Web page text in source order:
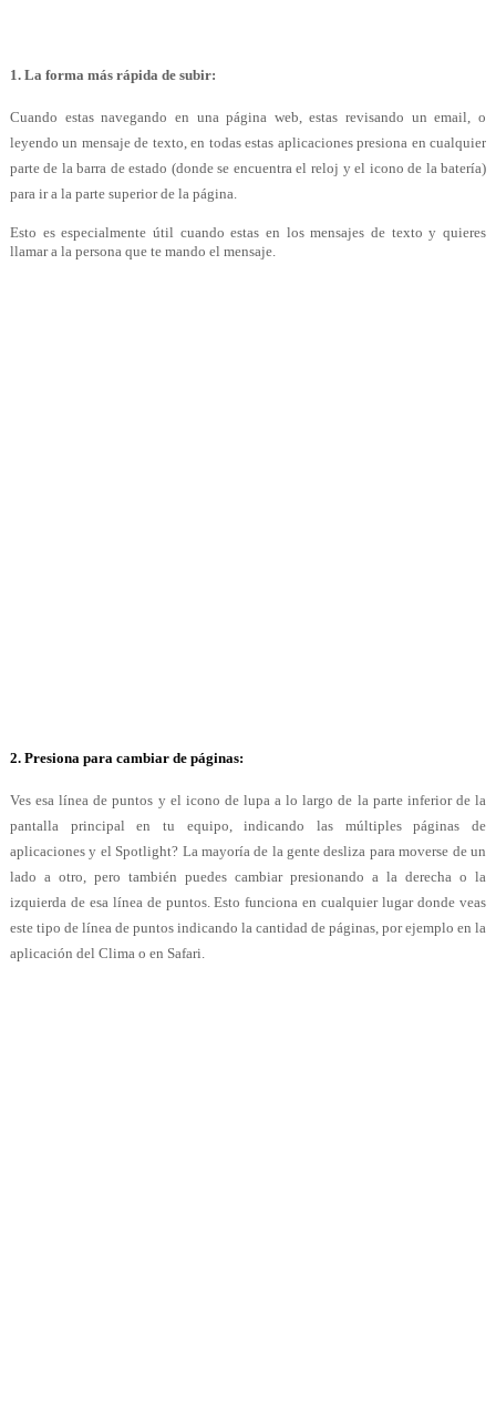
1. La forma más rápida de subir:
Cuando estas navegando en una página web, estas revisando un email, o
leyendo un mensaje de texto, en todas estas aplicaciones presiona en cualquier
parte de la barra de estado (donde se encuentra el reloj y el icono de la batería)
para ir a la parte superior de la página.
Esto es especialmente útil cuando estas en los mensajes de texto y quieres
llamar a la persona que te mando el mensaje.
2. Presiona para cambiar de páginas:
Ves esa línea de puntos y el icono de lupa a lo largo de la parte inferior de la
pantalla principal en tu equipo, indicando las múltiples páginas de
aplicaciones y el Spotlight? La mayoría de la gente desliza para moverse de un
lado a otro, pero también puedes cambiar presionando a la derecha o la
izquierda de esa línea de puntos. Esto funciona en cualquier lugar donde veas
este tipo de línea de puntos indicando la cantidad de páginas, por ejemplo en la
aplicación del Clima o en Safari.